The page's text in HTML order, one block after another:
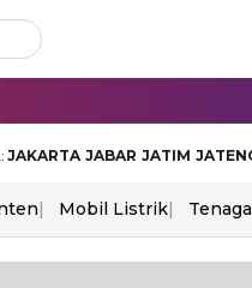
JAKARTA JABAR JATIM
Mobil Listrik